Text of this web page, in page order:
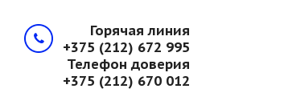
Горячая линия
+375 (212) 672 995
Телефон доверия
+375 (212) 670 012